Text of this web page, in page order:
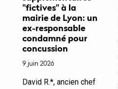
"fictives" à la
mairie de Lyon: un
ex-responsable
condamné pour
concussion
9 juin 2026
David R.*, ancien chef